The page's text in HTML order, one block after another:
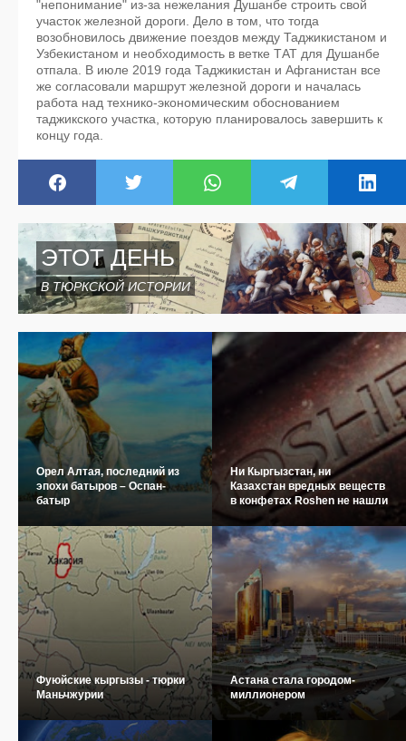
"непонимание" из-за нежелания Душанбе строить свой
участок железной дороги. Дело в том, что тогда
возобновилось движение поездов между Таджикистаном и
Узбекистаном и необходимость в ветке ТАТ для Душанбе
отпала. В июле 2019 года Таджикистан и Афганистан все
же согласовали маршрут железной дороги и началась
работа над технико-экономическим обоснованием
таджикского участка, которую планировалось завершить к
концу года.
ЭТОТ ДЕНЬ
В ТЮРКСКОЙ ИСТОРИИ
Орел Алтая, последний из
эпохи батыров – Оспан-
батыр
Ни Кыргызстан, ни
Казахстан вредных веществ
в конфетах Roshen не нашли
Фуюйские кыргызы - тюрки
Маньчжурии
Астана стала городом-
миллионером